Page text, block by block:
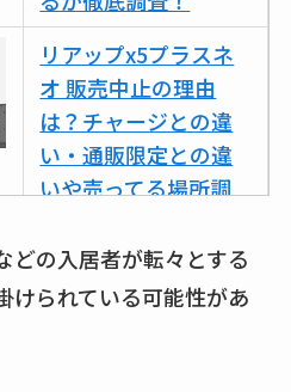
リアップx5プラスネ
オ 販売中止の理由
は？チャージとの違
い・通販限定との違
いや売ってる場所調
ココネシャンプー詰
め替えはどこで売っ
どの入居者が転々とする
けられている可能性があ